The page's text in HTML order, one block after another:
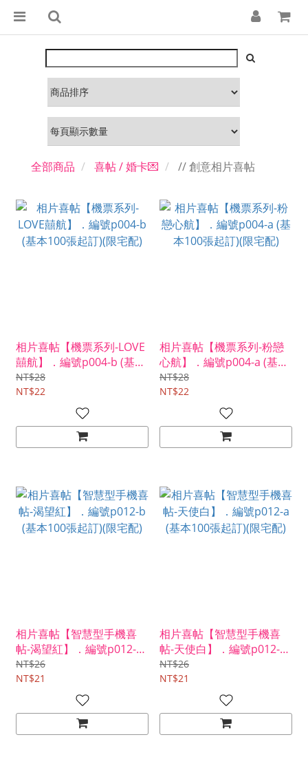
全部商品 喜帖 / 婚卡💌 // 創意相片喜帖
相片喜帖【機票系列-LOVE
囍航】．編號p004-b (基本
100張起訂)(限宅配)
NT$28
NT$22
相片喜帖【機票系列-粉戀
心航】．編號p004-a (基本
100張起訂)(限宅配)
NT$28
NT$22
相片喜帖【智慧型手機喜
帖-渴望紅】．編號p012-b
(基本100張起訂)(限宅配)
NT$26
NT$21
相片喜帖【智慧型手機喜
帖-天使白】．編號p012-a
(基本100張起訂)(限宅配)
NT$26
NT$21